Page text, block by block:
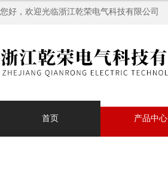
您好，欢迎光临浙江乾荣电气科技有限公司
首页 产品中心